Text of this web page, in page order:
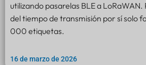
utilizando pasarelas BLE a LoRaWAN.
del tiempo de transmisión por sí solo
000 etiquetas.
16 de marzo de 2026